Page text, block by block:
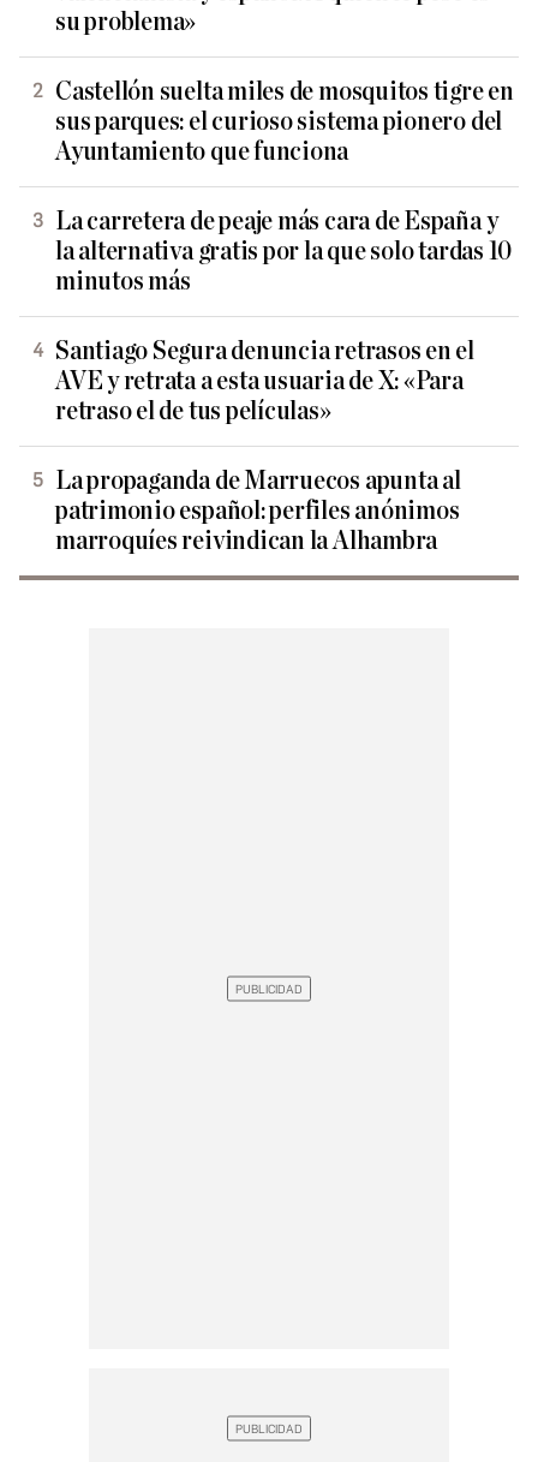
su problema»
Castellón suelta miles de mosquitos tigre en
sus parques: el curioso sistema pionero del
Ayuntamiento que funciona
La carretera de peaje más cara de España y
la alternativa gratis por la que solo tardas 10
minutos más
Santiago Segura denuncia retrasos en el
AVE y retrata a esta usuaria de X: «Para
retraso el de tus películas»
La propaganda de Marruecos apunta al
patrimonio español: perfiles anónimos
marroquíes reivindican la Alhambra